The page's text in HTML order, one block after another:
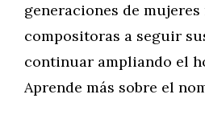
generaciones de
compositoras a seguir
continuar ampliando el
Aprende más sobre el